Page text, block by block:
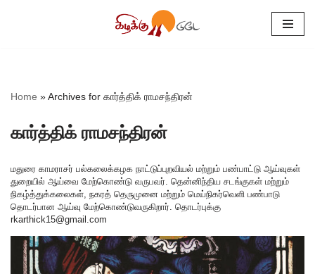
Home »Archives for கார்த்திக் ராமசந்திரன்
கார்த்திக் ராமசந்திரன்
மதுரை காமராசர் பல்கலைக்கழக நாட்டுப்புறவியல் மற்றும் பண்பாட்டு ஆய்வுகள்
துறையில் ஆய்வை மேற்கொண்டு வருபவர். தென்னிந்திய சடங்குகள் மற்றும்
நிகழ்த்துக்கலைகள், நகரத் தெருமுனை மற்றும் மெய்நிகர்வெளி பண்பாடு
தொடர்பான ஆய்வு மேற்கொண்டுவருகிறார். தொடர்புக்கு
rkarthick15@gmail.com